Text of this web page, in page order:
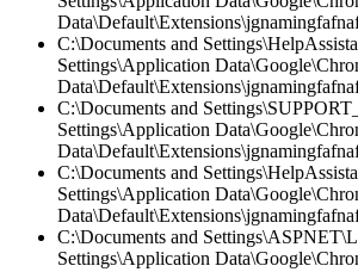
C:\Documents and
Settings\Application
C:\Documents and
Settings\Application
C:\Documents and
Settings\Application
C:\Documents and
Settings\Application